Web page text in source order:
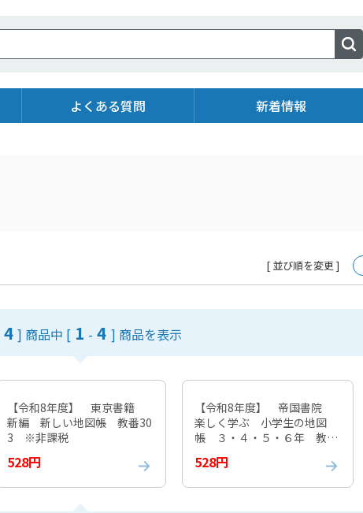
よくある質問 新着情報
[ 並び順を変更 ]
4 ] 商品中 [ 1 - 4 ] 商品を表示
【令和8年度】 東京書籍
新編 新しい地図帳 教番30
3 ※非課税
528円
【令和8年度】 帝国書院
楽しく学ぶ 小学生の地図
帳 ３・４・５・６年 教番
528円